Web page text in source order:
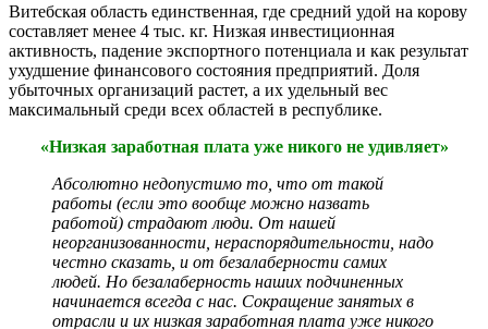
Витебская область единственная, где средний удой на корову
составляет менее 4 тыс. кг. Низкая инвестиционная
активность, падение экспортного потенциала и как результат
ухудшение финансового состояния предприятий. Доля
убыточных организаций растет, а их удельный вес
максимальный среди всех областей в республике.
«Низкая заработная плата уже никого не удивляет»
Абсолютно недопустимо то, что от такой
работы (если это вообще можно назвать
работой) страдают люди. От нашей
неорганизованности, нераспорядительности, надо
честно сказать, и от безалаберности самих
людей. Но безалаберность наших подчиненных
начинается всегда с нас. Сокращение занятых в
отрасли и их низкая заработная плата уже никого